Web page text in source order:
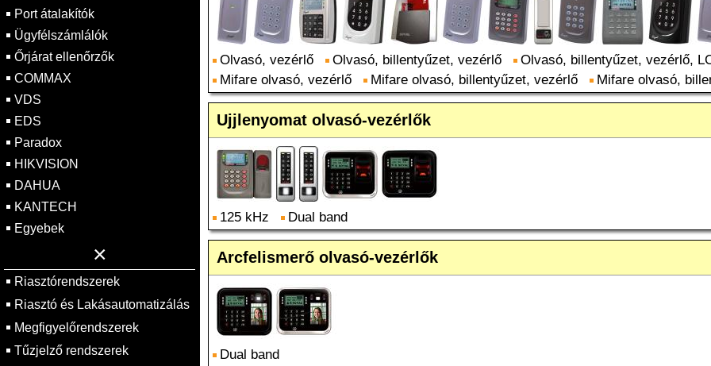
Port átalakítók
Ügyfélszámlálók
Őrjárat ellenőrzők
COMMAX
VDS
EDS
Paradox
HIKVISION
DAHUA
KANTECH
Egyebek
×
Riasztórendszerek
Riasztó és Lakásautomatizálás
Megfigyelőrendszerek
Tűzjelző rendszerek
Olvasó, vezérlő Olvasó, billentyűzet, vezérlő
Olvasó, billentyűzet, vezérlő,
Mifare olvasó, vezérlő
Mifare olvasó, billentyűzet, vezérlő Mifare olvasó,
Ujjlenyomat olvasó-vezérlők
125 kHz Dual band
Arcfelismerő olvasó-vezérlők
Dual band